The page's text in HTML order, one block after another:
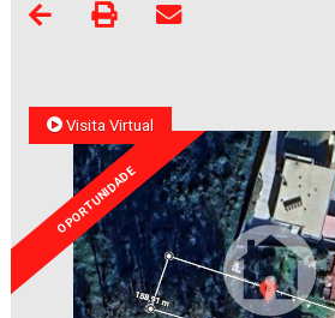
Visita Virtual
OPORTUNIDADE